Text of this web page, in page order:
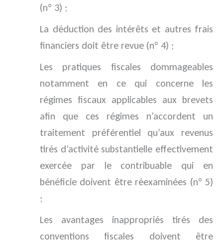
(n° 3) ;
La déduction des intérêts et autres frais
financiers doit être revue (n° 4) ;
Les pratiques fiscales dommageables
notamment en ce qui concerne les
régimes fiscaux applicables aux brevets
afin que ces régimes n’accordent un
traitement préférentiel qu’aux revenus
tirés d’activité substantielle effectivement
exercée par le contribuable qui en
bénéficie doivent être réexaminées (n° 5)
;
Les avantages inappropriés tirés des
conventions fiscales doivent être